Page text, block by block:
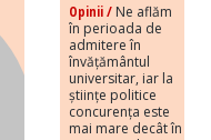
Opinii / Ne aflăm
în perioada de
admitere în
învățământul
universitar, iar la
științe politice
concurența este
mai mare decât în